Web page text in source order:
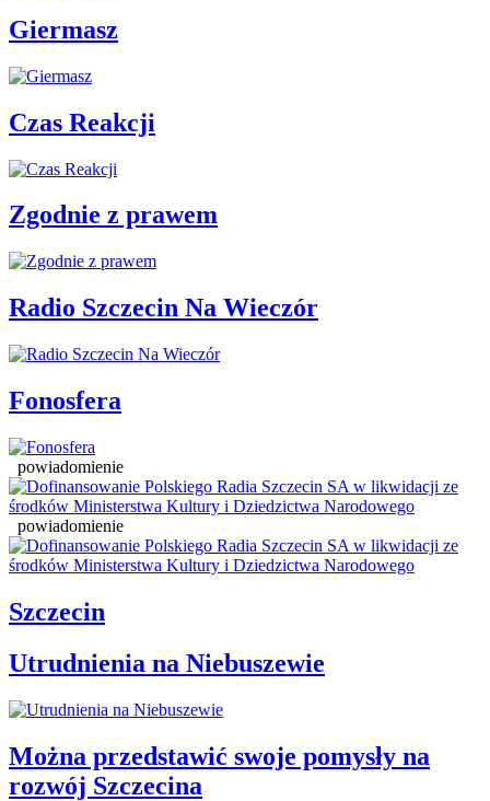
Giermasz
Czas Reakcji
Zgodnie z prawem
Radio Szczecin Na Wieczór
Fonosfera
powiadomienie
powiadomienie
Szczecin
Utrudnienia na Niebuszewie
Można przedstawić swoje pomysły na
rozwój Szczecina